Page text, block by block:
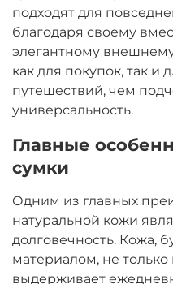
подходят для
благодаря своему
элегантному
как для покупок, так и
путешествий, чем
универсальность.
Главные
сумки
Одним из главных
натуральной кожи
долговечность. Кожа,
материалом, не
выдерживает